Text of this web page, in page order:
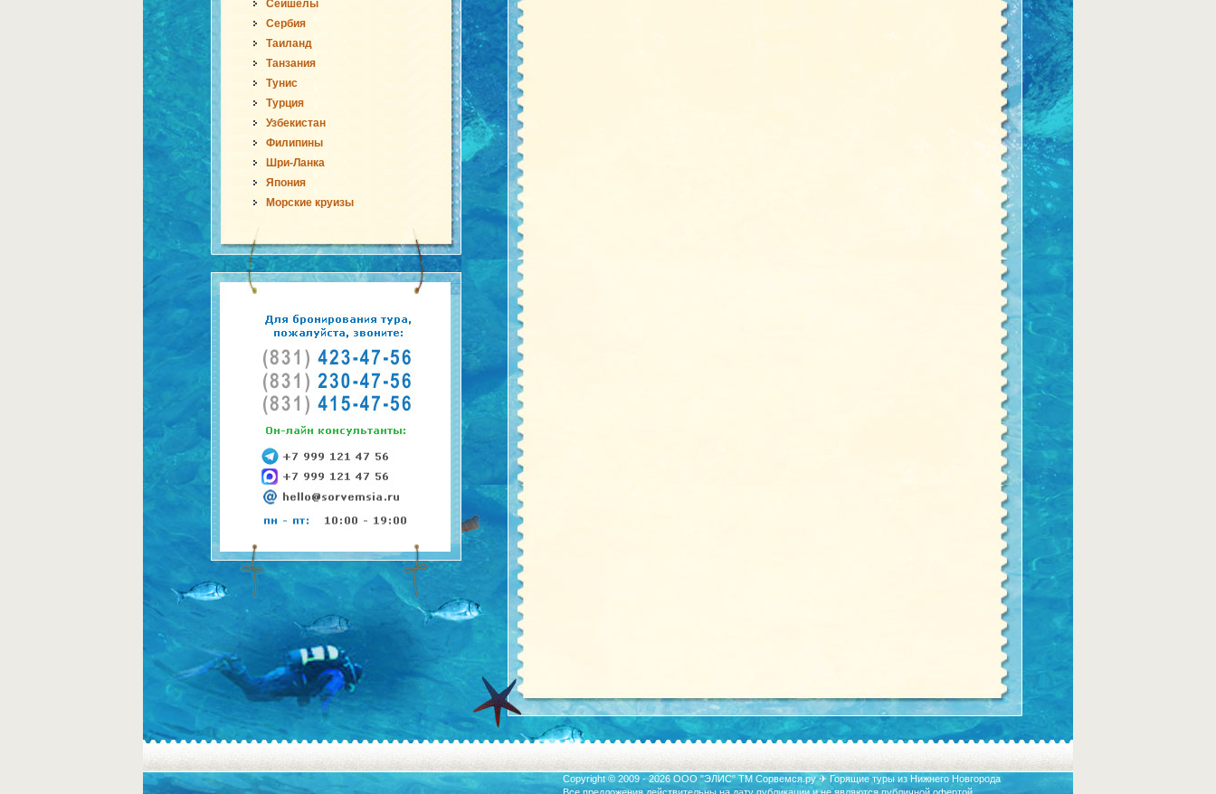
Сейшелы
Сербия
Таиланд
Танзания
Тунис
Турция
Узбекистан
Филипины
Шри-Ланка
Япония
Морские круизы
Copyright © 2009 - 2026 ООО "ЭЛИС" ТМ Сорвемся.ру ✈ Горящие туры из Нижнего Новгорода